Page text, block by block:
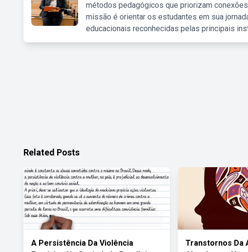
métodos pedagógicos que priorizam
missão é orientar os estudantes em sua
educacionais reconhecidas pelas principais
Related Posts
A Persistência Da Violência
Transtornos Da